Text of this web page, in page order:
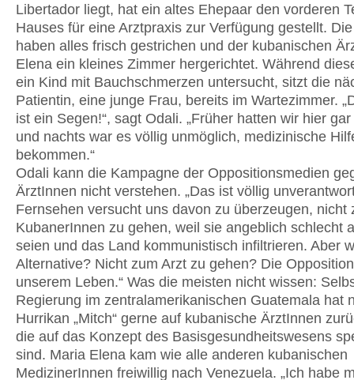
Libertador liegt, hat ein altes Ehepaar den vorderen
Hauses für eine Arztpraxis zur Verfügung gestellt.
haben alles frisch gestrichen und der kubanischen
Elena ein kleines Zimmer hergerichtet. Während
ein Kind mit Bauchschmerzen untersucht, sitzt die
Patientin, eine junge Frau, bereits im Wartezimmer.
ist ein Segen!“, sagt Odali. „Früher hatten wir hier
und nachts war es völlig unmöglich, medizinische
bekommen.“
Odali kann die Kampagne der Oppositionsmedien
ÄrztInnen nicht verstehen. „Das ist völlig
Fernsehen versucht uns davon zu überzeugen, nicht
KubanerInnen zu gehen, weil sie angeblich schlecht
seien und das Land kommunistisch infiltrieren. Aber
Alternative? Nicht zum Arzt zu gehen? Die
unserem Leben.“ Was die meisten nicht wissen:
Regierung im zentralamerikanischen Guatemala hat
Hurrikan „Mitch“ gerne auf kubanische ÄrztInnen
die auf das Konzept des Basisgesundheitswesens
sind. Maria Elena kam wie alle anderen kubanischen
MedizinerInnen freiwillig nach Venezuela. „Ich habe